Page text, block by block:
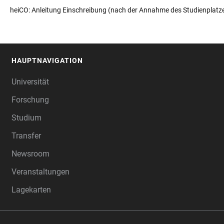
heiCO: Anleitung Einschreibung (nach der Annahme des
HAUPTNAVIGATION
Universität
Forschung
Studium
Transfer
Newsroom
Veranstaltungen
Lagekarten